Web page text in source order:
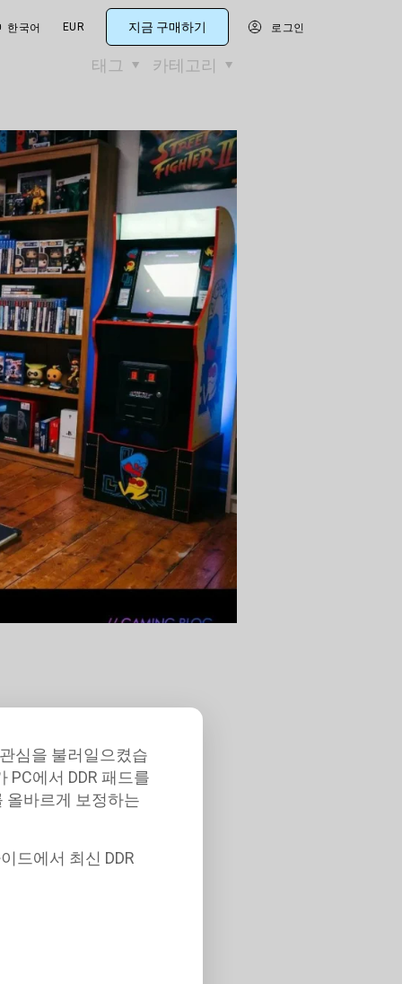
한국어 EUR 지금 구매하기 로그인
카테고리
태그
심을 불러일으켰습
PC에서 DDR 패드를
올바르게 보정하는
드에서 최신 DDR